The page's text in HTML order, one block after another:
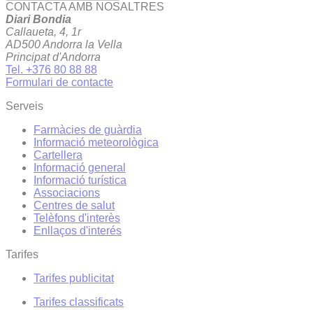
CONTACTA AMB NOSALTRES
Diari Bondia
Callaueta, 4, 1r
AD500 Andorra la Vella
Principat d'Andorra
Tel. +376 80 88 88
Formulari de contacte
Serveis
Farmàcies de guàrdia
Informació meteorològica
Cartellera
Informació general
Informació turística
Associacions
Centres de salut
Telèfons d'interès
Enllaços d'interés
Tarifes
Tarifes publicitat
Tarifes classificats